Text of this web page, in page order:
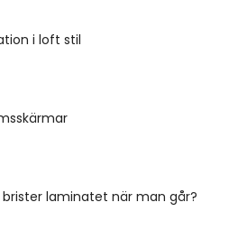
i loft stil
laminatet när man går?